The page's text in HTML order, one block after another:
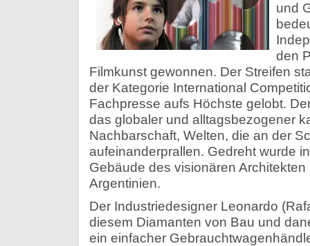
und
den
Filmkunst gewonnen. Der Streifen
der Kategorie International
Fachpresse aufs Höchste gelobt.
das globaler und alltagsbezogener
Nachbarschaft, Welten, die an der
aufeinanderprallen. Gedreht wurde
Gebäude des visionären Architekten
Argentinien.
Der Industriedesigner Leonardo
diesem Diamanten von Bau und
ein einfacher